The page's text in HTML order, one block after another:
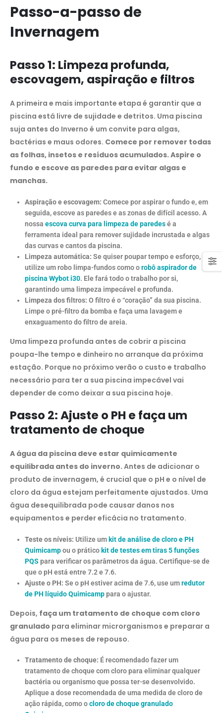
Passo-a-passo de
Invernagem
Passo 1: Limpeza profunda,
escovagem, aspiração e filtros
A primeira e mais importante etapa é garantir que a
piscina está livre de sujidade e detritos. Uma piscina
suja antes do Inverno é um convite para algas,
bactérias e maus odores. Comece por remover todas
as folhas, insetos e resíduos acumulados. Aspire o
fundo e escove as paredes para evitar algas e
manchas.
Aspiração e escovagem: Comece por aspirar o fundo e, em
seguida, escove as paredes e as zonas de difícil acesso. A
nossa escova curva para limpeza de paredesé a
ferramenta ideal para remover sujidade incrustada e algas
das curvas e cantos da piscina.
Limpeza automática: Se quiser poupar tempo e esforço,
utilize um robo limpa-fundos como orobô aspirador de
piscina Wybot i30. Ele fará todo o trabalho por si,
garantindo uma limpeza impecável e profunda.
Limpeza dos filtros: O filtro é o “coração” da sua piscina.
Limpe o pré-filtro da bomba e faça uma lavagem e
enxaguamento do filtro de areia.
Uma limpeza profunda antes de cobrir a piscina
poupa-lhe tempo e dinheiro no arranque da próxima
estação. Porque no próximo verão o custo e trabalho
necessário para ter a sua piscina impecável vai
depender de como deixar a sua piscina hoje.
Passo 2: Ajuste o PH e faça um
tratamento de choque
A água da piscina deve estar quimicamente
equilibrada antes do inverno.Antes de adicionar o
produto de invernagem, é crucial que o pH e o nível de
cloro da água estejam perfeitamente ajustados. Uma
água desequilibrada pode causar danos nos
equipamentos e perder eficácia no tratamento.
Teste os níveis: Utilize um kit de análise de cloro e PH
Quimicampou o prático kit de testes em tiras 5 funções
PQS para verificar os parâmetros da água. Certifique-se de
que o pH está entre 7.2 e 7.6.
Ajuste o PH: Se o pH estiver acima de 7.6, use umredutor
de PH líquido Quimicamppara o ajustar.
Depois, faça um tratamento de choque com cloro
granulado para eliminar microrganismos e preparar a
água para os meses de repouso.
Tratamento de choque: É recomendado fazer um
tratamento de choque com cloro para eliminar qualquer
bactéria ou organismo que possa ter-se desenvolvido.
Aplique a dose recomendada de uma medida de cloro de
ação rápida, como ocloro de choque granulado